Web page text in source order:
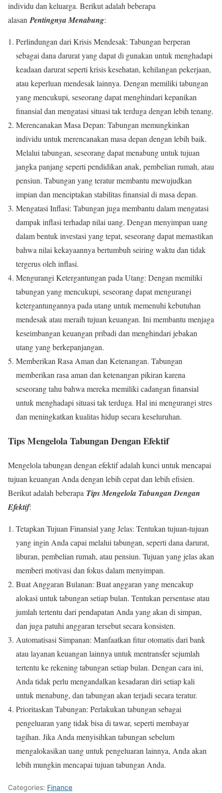
individu dan keluarga. Berikut adalah beberapa
alasan Pentingnya Menabung:
Perlindungan dari Krisis Mendesak: Tabungan berperan
sebagai dana darurat yang dapat di gunakan untuk menghadapi
keadaan darurat seperti krisis kesehatan, kehilangan pekerjaan,
atau keperluan mendesak lainnya. Dengan memiliki tabungan
yang mencukupi, seseorang dapat menghindari kepanikan
finansial dan mengatasi situasi tak terduga dengan lebih tenang.
Merencanakan Masa Depan: Tabungan memungkinkan
individu untuk merencanakan masa depan dengan lebih baik.
Melalui tabungan, seseorang dapat menabung untuk tujuan
jangka panjang seperti pendidikan anak, pembelian rumah, atau
pensiun. Tabungan yang teratur membantu mewujudkan
impian dan menciptakan stabilitas finansial di masa depan.
Mengatasi Inflasi: Tabungan juga membantu dalam mengatasi
dampak inflasi terhadap nilai uang. Dengan menyimpan uang
dalam bentuk investasi yang tepat, seseorang dapat memastikan
bahwa nilai kekayaannya bertumbuh seiring waktu dan tidak
tergerus oleh inflasi.
Mengurangi Ketergantungan pada Utang: Dengan memiliki
tabungan yang mencukupi, seseorang dapat mengurangi
ketergantungannya pada utang untuk memenuhi kebutuhan
mendesak atau meraih tujuan keuangan. Ini membantu menjaga
keseimbangan keuangan pribadi dan menghindari jebakan
utang yang berkepanjangan.
Memberikan Rasa Aman dan Ketenangan. Tabungan
memberikan rasa aman dan ketenangan pikiran karena
seseorang tahu bahwa mereka memiliki cadangan finansial
untuk menghadapi situasi tak terduga. Hal ini mengurangi stres
dan meningkatkan kualitas hidup secara keseluruhan.
Tips Mengelola Tabungan Dengan Efektif
Mengelola tabungan dengan efektif adalah kunci untuk mencapai
tujuan keuangan Anda dengan lebih cepat dan lebih efisien.
Berikut adalah beberapa Tips Mengelola Tabungan Dengan
Efektif:
Tetapkan Tujuan Finansial yang Jelas: Tentukan tujuan-tujuan
yang ingin Anda capai melalui tabungan, seperti dana darurat,
liburan, pembelian rumah, atau pensiun. Tujuan yang jelas akan
memberi motivasi dan fokus dalam menyimpan.
Buat Anggaran Bulanan: Buat anggaran yang mencakup
alokasi untuk tabungan setiap bulan. Tentukan persentase atau
jumlah tertentu dari pendapatan Anda yang akan di simpan,
dan juga patuhi anggaran tersebut secara konsisten.
Automatisasi Simpanan: Manfaatkan fitur otomatis dari bank
atau layanan keuangan lainnya untuk mentransfer sejumlah
tertentu ke rekening tabungan setiap bulan. Dengan cara ini,
Anda tidak perlu mengandalkan kesadaran diri setiap kali
untuk menabung, dan tabungan akan terjadi secara teratur.
Prioritaskan Tabungan: Perlakukan tabungan sebagai
pengeluaran yang tidak bisa di tawar, seperti membayar
tagihan. Jika Anda menyisihkan tabungan sebelum
mengalokasikan uang untuk pengeluaran lainnya, Anda akan
lebih mungkin mencapai tujuan tabungan Anda.
Categories: Finance